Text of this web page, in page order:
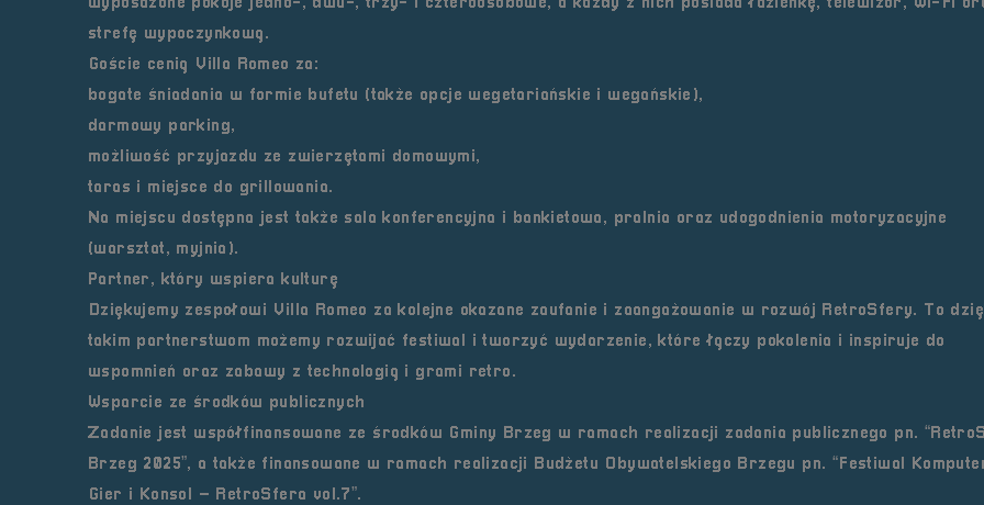
strefę wypoczynkową.
Goście cenią Villa Romeo za:
bogate śniadania w formie bufetu (także opcje wegetariańskie i wegańskie),
darmowy parking,
możliwość przyjazdu ze zwierzętami domowymi,
taras i miejsce do grillowania.
Na miejscu dostępna jest także sala konferencyjna i bankietowa, pralnia oraz udogodnienia motoryzacyjne
(warsztat, myjnia).
Partner, który wspiera kulturę
Dziękujemy zespołowi Villa Romeo za kolejne okazane zaufanie i zaangażowanie w rozwój RetroSfery. To
takim partnerstwom możemy rozwijać festiwal i tworzyć wydarzenie, które łączy pokolenia i inspiruje do
wspomnień oraz zabawy z technologią i grami retro.
Wsparcie ze środków publicznych
Zadanie jest współfinansowane ze środków Gminy Brzeg w ramach realizacji zadania publicznego pn.
Brzeg 2025”, a także finansowane w ramach realizacji Budżetu Obywatelskiego Brzegu pn. “Festiwal
Gier i Konsol – RetroSfera vol.7”.